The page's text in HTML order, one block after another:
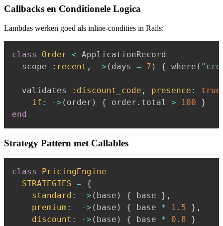
Callbacks en Conditionele Logica
Lambdas werken goed als inline-condities in Rails:
class Order < ApplicationRecord
  scope
:recent , -> ( days = 7 ) { where (
  validates
:discount_code , presence : true
if : -> ( order ) { order . total > 100
}
end
Strategy Pattern met Callables
class
PricingEngine
STRATEGIES =
{
standard : -> ( base ) { base } ,
premium : -> ( base ) { base * 1.5 } ,
discount : -> ( base ) { base * 0.8
}